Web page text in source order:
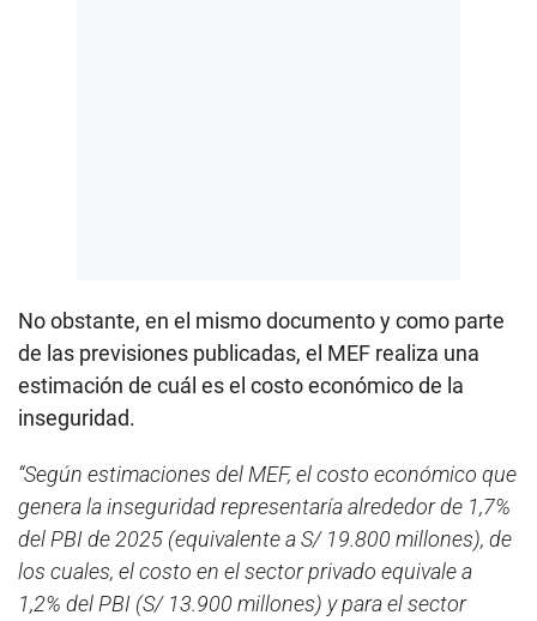
No obstante, en el mismo documento y como parte
de las previsiones publicadas, el MEF realiza una
estimación de cuál es el costo económico de la
inseguridad.
“Según estimaciones del MEF, el costo económico que
genera la inseguridad representaría alrededor de 1,7%
del PBI de 2025 (equivalente a S/ 19.800 millones), de
los cuales, el costo en el sector privado equivale a
1,2% del PBI (S/ 13.900 millones) y para el sector